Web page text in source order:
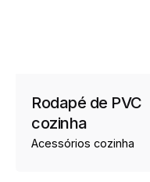
Rodapé de PVC
cozinha
Acessórios cozinha